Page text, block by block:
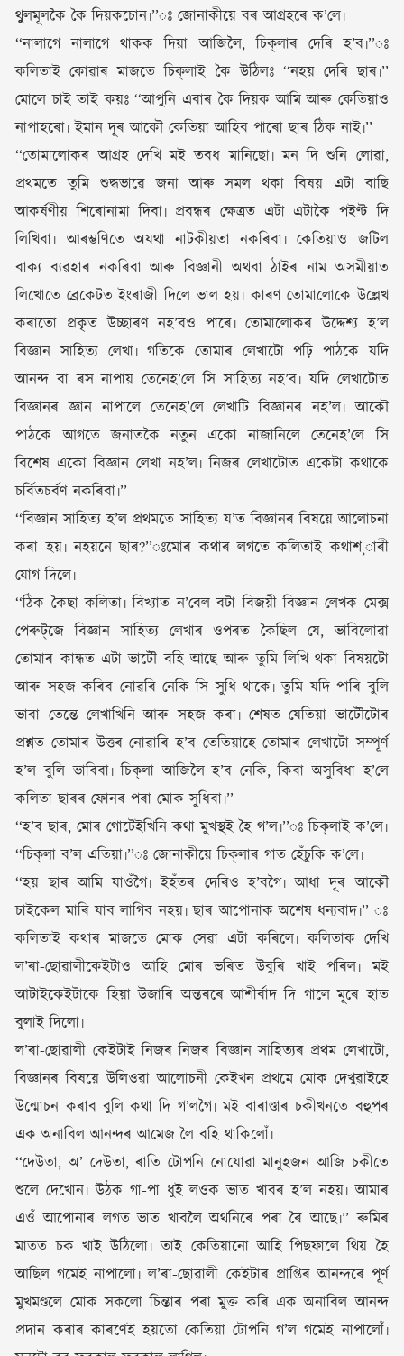
থুুলমূলকৈ কৈ দিয়কচোন৷’’ঃ জোনাকীয়ে বৰ আগ্ৰহৰে ক’লে৷
‘‘নালাগে নালাগে থাকক দিয়া আজিলৈ, চিক্‌লাৰ দেৰি হ’ব৷’’ঃ
কলিতাই কোৱাৰ মাজতে চিক্‌লাই কৈ উঠিলঃ ‘‘নহয় দেৰি ছাৰ৷’’
মোলে চাই তাই কয়ঃ ‘‘আপুনি এবাৰ কৈ দিয়ক আমি আৰু কেতিয়াও
নাপাহৰো৷ ইমান দূৰ আকৌ কেতিয়া আহিব পাৰো ছাৰ ঠিক নাই৷’’
‘‘তোমালোকৰ আগ্ৰহ দেখি মই তবধ মানিছো৷ মন দি শুনি লোৱা,
প্ৰথমতে তুমি শুদ্ধভাৱে জনা আৰু সমল থকা বিষয় এটা বাছি
আকৰ্ষণীয় শিৰোনামা দিবা৷ প্ৰবন্ধৰ ক্ষেত্ৰত এটা এটাকৈ পইণ্ট দি
লিখিবা৷ আৰম্ভণিতে অযথা নাটকীয়তা নকৰিবা৷ কেতিয়াও জটিল
বাক্য ব্যৱহাৰ নকৰিবা আৰু বিজ্ঞানী অথবা ঠাইৰ নাম অসমীয়াত
লিখোতে ব্ৰেকেটত ইংৰাজী দিলে ভাল হয়৷ কাৰণ তোমালোকে উল্লেখ
কৰাতো প্ৰকৃত উচ্ছাৰণ নহ’বও পাৰে৷ তোমালোকৰ উদ্দেশ্য হ’ল
বিজ্ঞান সাহিত্য লেখা৷ গতিকে তোমাৰ লেখাটো পঢ়ি পাঠকে যদি
আনন্দ বা ৰস নাপায় তেনেহ’লে সি সাহিত্য নহ’ব৷ যদি লেখাটোত
বিজ্ঞানৰ জ্ঞান নাপালে তেনেহ’লে লেখাটি বিজ্ঞানৰ নহ’ল৷ আকৌ
পাঠকে আগতে জনাতকৈ নতুন একো নাজানিলে তেনেহ’লে সি
বিশেষ একো বিজ্ঞান লেখা নহ’ল৷ নিজৰ লেখাটোত একেটা কথাকে
চৰ্বিতচৰ্বণ নকৰিবা৷’’
‘‘বিজ্ঞান সাহিত্য হ’ল প্ৰথমতে সাহিত্য য’ত বিজ্ঞানৰ বিষয়ে আলোচনা
কৰা হয়৷ নহয়নে ছাৰ?’’ঃমোৰ কথাৰ লগতে কলিতাই কথাশ¸াৰী
যোগ দিলে৷
‘‘ঠিক কৈছা কলিতা৷ বিখ্যাত ন’বেল বটা বিজয়ী বিজ্ঞান লেখক মেক্স
পেৰুট্‌জে বিজ্ঞান সাহিত্য লেখাৰ ওপৰত কৈছিল যে, ভাবিলোৱা
তোমাৰ কান্ধত এটা ভাটৌ বহি আছে আৰু তুমি লিখি থকা বিষয়টো
আৰু সহজ কৰিব নোৱৰি নেকি সি সুধি থাকে৷ তুমি যদি পাৰি বুলি
ভাবা তেন্তে লেখাখিনি আৰু সহজ কৰা৷ শেষত যেতিয়া ভাটৌটোৰ
প্ৰশ্নত তোমাৰ উত্তৰ নোৱাৰি হ’ব তেতিয়াহে তোমাৰ লেখাটো সম্পূৰ্ণ
হ’ল বুলি ভাবিবা৷ চিক্‌লা আজিলৈ হ’ব নেকি, কিবা অসুবিধা হ’লে
কলিতা ছাৰৰ ফোনৰ পৰা মোক সুধিবা৷’’
‘‘হ’ব ছাৰ, মোৰ গোটেইখিনি কথা মুখস্থই হৈ গ’ল৷’’ঃ চিক্‌লাই ক’লে৷
‘‘চিক্‌লা ব’ল এতিয়া৷’’ঃ জোনাকীয়ে চিক্‌লাৰ গাত হেঁচুকি ক’লে৷
‘‘হয় ছাৰ আমি যাওঁগৈ৷ ইহঁতৰ দেৰিও হ’বগৈ৷ আধা দূৰ আকৌ
চাইকেল মাৰি যাব লাগিব নহয়৷ ছাৰ আপোনাক অশেষ ধন্যবাদ৷’’ ঃ
কলিতাই কথাৰ মাজতে মোক সেৱা এটা কৰিলে৷ কলিতাক দেখি
ল’ৰা-ছোৱালীকেইটাও আহি মোৰ ভৰিত উবুৰি খাই পৰিল৷ মই
আটাইকেইটাকে হিয়া উজাৰি অন্তৰৰে আশীৰ্বাদ দি গালে মূৰে হাত
বুলাই দিলো৷
ল’ৰা-ছোৱালী কেইটাই নিজৰ নিজৰ বিজ্ঞান সাহিত্যৰ প্ৰথম লেখাটো,
বিজ্ঞানৰ বিষয়ে উলিওৱা আলোচনী কেইখন প্ৰথমে মোক দেখুৱাইহে
উন্মোচন কৰাব বুলি কথা দি গ’লগৈ৷ মই বাৰাণ্ডাৰ চকীখনতে বহুপৰ
এক অনাবিল আনন্দৰ আমেজ লৈ বহি থাকিলোঁ৷
‘‘দেউতা, অ’ দেউতা, ৰাতি টোপনি নোযোৱা মানুহজন আজি চকীতে
শুলে দেখোন৷ উঠক গা-পা ধুই লওক ভাত খাবৰ হ’ল নহয়৷ আমাৰ
এওঁ আপোনাৰ লগত ভাত খাবলৈ অথনিৰে পৰা ৰৈ আছে৷’’ ৰুমিৰ
মাতত চক খাই উঠিলো৷ তাই কেতিয়ানো আহি পিছফালে থিয় হৈ
আছিল গমেই নাপালো৷ ল’ৰা-ছোৱালী কেইটাৰ প্ৰাপ্তিৰ আনন্দৰে পূৰ্ণ
মুখমণ্ডলে মোক সকলো চিন্তাৰ পৰা মুক্ত কৰি এক অনাবিল আনন্দ
প্ৰদান কৰাৰ কাৰণেই হয়তো কেতিয়া টোপনি গ’ল গমেই নাপালোঁ৷